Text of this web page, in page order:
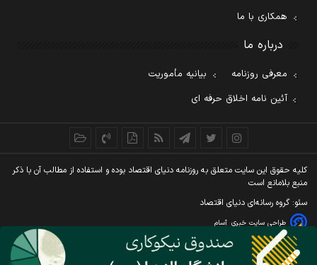
همکاری با ما
درباره ما
معرفی روزنامه
بیانیه مأموریت
آئین نامه اخلاق حرفه ای
کليه حقوق اين سايت متعلق به روزنامه دنيای اقتصاد بوده و استفاده از مطالب آن با ذکر
منبع بلامانع است
سئو: گروه رسانه‌ای دنیای اقتصاد
طراحی سایت خبری آسام